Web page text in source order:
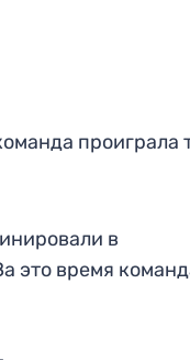
проиграла
в
это время